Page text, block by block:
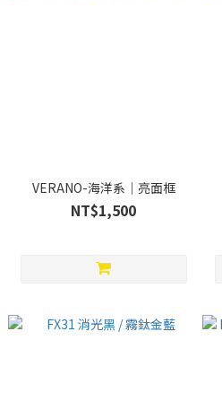
VERANO-海洋系｜亮面框
NT$1,500